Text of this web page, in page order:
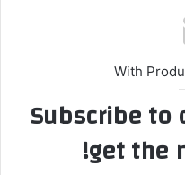
With
Subscribe to
get the